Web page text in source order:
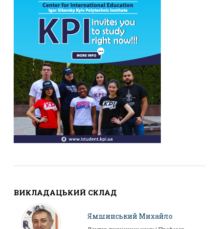
ВИКЛАДАЦЬКИЙ СКЛАД
Ямшинський Михайло